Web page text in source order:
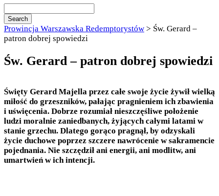
Prowincja Warszawska Redemptorystów > Św. Gerard –
patron dobrej spowiedzi
Św. Gerard – patron dobrej spowiedzi
Święty Gerard Majella przez całe swoje życie żywił wielką
miłość do grzeszników, pałając pragnieniem ich zbawienia
i uświęcenia. Dobrze rozumiał nieszczęśliwe położenie
ludzi moralnie zaniedbanych, żyjących całymi latami w
stanie grzechu. Dlatego gorąco pragnął, by odzyskali
życie duchowe poprzez szczere nawrócenie w sakramencie
pojednania. Nie szczędził ani energii, ani modlitw, ani
umartwień w ich intencji.